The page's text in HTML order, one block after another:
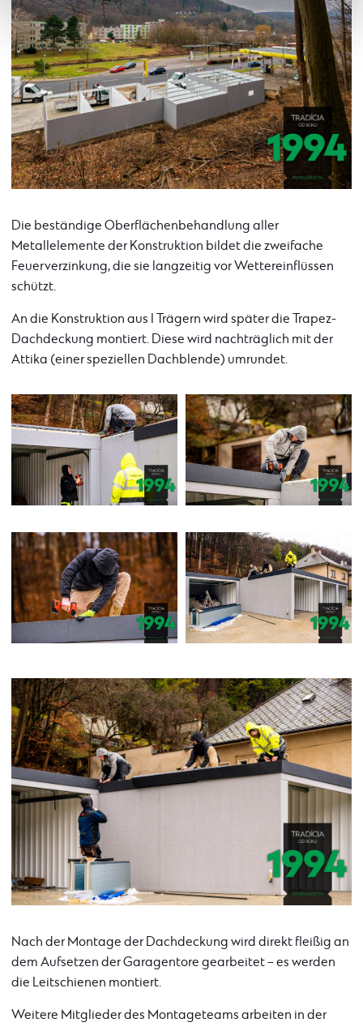
Die beständige Oberflächenbehandlung aller
Metallelemente der Konstruktion bildet die zweifache
Feuerverzinkung, die sie langzeitig vor Wettereinflüssen
schützt.
An die Konstruktion aus I Trägern wird später die Trapez-
Dachdeckung montiert. Diese wird nachträglich mit der
Attika (einer speziellen Dachblende) umrundet.
Nach der Montage der Dachdeckung wird direkt fleißig an
dem Aufsetzen der Garagentore gearbeitet – es werden
die Leitschienen montiert.
Weitere Mitglieder des Montageteams arbeiten in der